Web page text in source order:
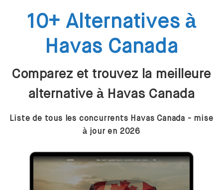
10+ Alternatives à
Havas Canada
Comparez et trouvez la meilleure
alternative à Havas Canada
Liste de tous les concurrents Havas Canada - mise
à jour en 2026